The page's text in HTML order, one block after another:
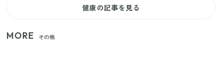
健康の記事を見る
MORE その他